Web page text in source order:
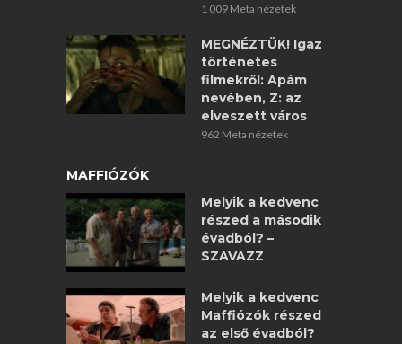
1 009 Meta nézetek
MEGNÉZTÜK! Igaz
történetes
filmekről: Apám
nevében, Z: az
elveszett város
962 Meta nézetek
MAFFIÓZÓK
Melyik a kedvenc
részed a második
évadból? –
SZAVAZZ
Melyik a kedvenc
Maffiózók részed
az első évadból?